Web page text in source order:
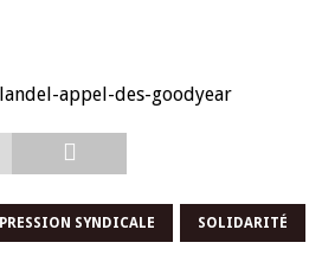
appel-des-goodyear
SYNDICALE SOLIDARITÉ